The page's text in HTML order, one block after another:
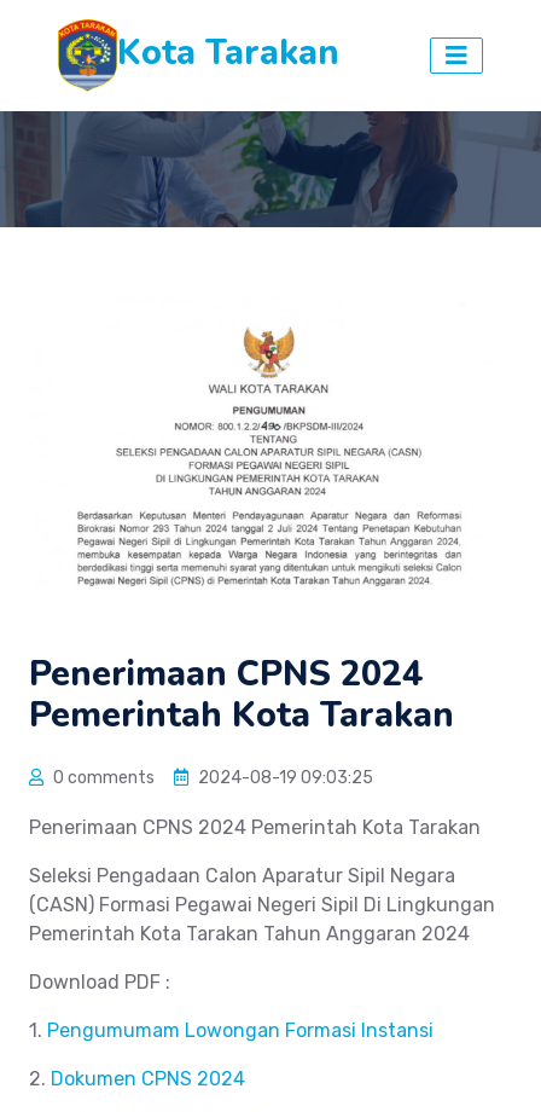
Kota Tarakan
Penerimaan CPNS 2024
Pemerintah Kota Tarakan
0 comments 2024-08-19 09:03:25
Penerimaan CPNS 2024 Pemerintah Kota Tarakan
Seleksi Pengadaan Calon Aparatur Sipil Negara
(CASN) Formasi Pegawai Negeri Sipil Di Lingkungan
Pemerintah Kota Tarakan Tahun Anggaran 2024
Download PDF :
1. Pengumumam Lowongan Formasi Instansi
2. Dokumen CPNS 2024